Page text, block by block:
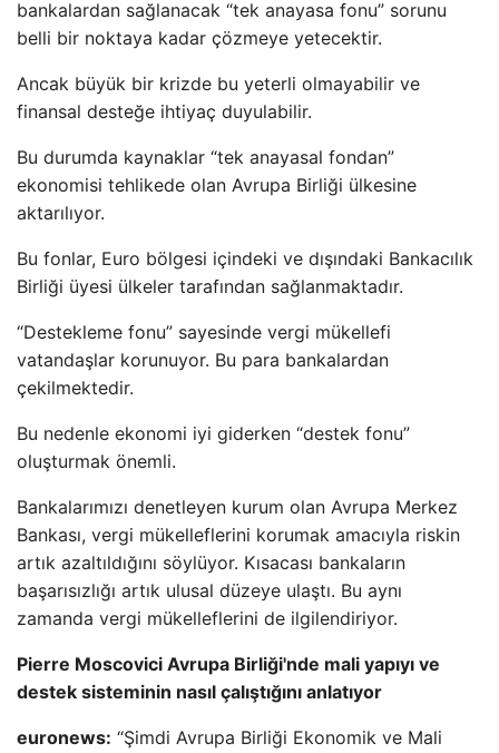
bankalardan sağlanacak “tek anayasa fonu” sorunu
belli bir noktaya kadar çözmeye yetecektir.
Ancak büyük bir krizde bu yeterli olmayabilir ve
finansal desteğe ihtiyaç duyulabilir.
Bu durumda kaynaklar “tek anayasal fondan”
ekonomisi tehlikede olan Avrupa Birliği ülkesine
aktarılıyor.
Bu fonlar, Euro bölgesi içindeki ve dışındaki Bankacılık
Birliği üyesi ülkeler tarafından sağlanmaktadır.
“Destekleme fonu” sayesinde vergi mükellefi
vatandaşlar korunuyor. Bu para bankalardan
çekilmektedir.
Bu nedenle ekonomi iyi giderken “destek fonu”
oluşturmak önemli.
Bankalarımızı denetleyen kurum olan Avrupa Merkez
Bankası, vergi mükelleflerini korumak amacıyla riskin
artık azaltıldığını söylüyor. Kısacası bankaların
başarısızlığı artık ulusal düzeye ulaştı. Bu aynı
zamanda vergi mükelleflerini de ilgilendiriyor.
Pierre Moscovici Avrupa Birliği'nde mali yapıyı ve
destek sisteminin nasıl çalıştığını anlatıyor
euronews: “Şimdi Avrupa Birliği Ekonomik ve Mali